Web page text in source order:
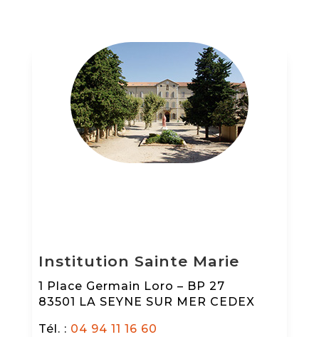
Institution Sainte Marie
1 Place Germain Loro – BP 27
83501 LA SEYNE SUR MER CEDEX
Tél. : 04 94 11 16 60